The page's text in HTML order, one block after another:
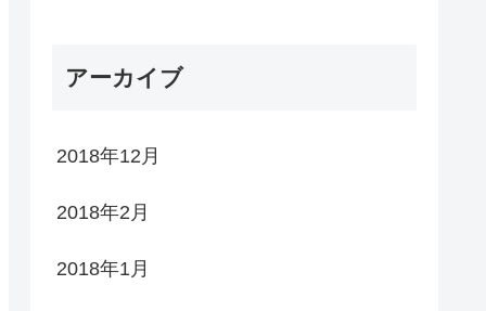
アーカイブ
2018年12月
2018年2月
2018年1月